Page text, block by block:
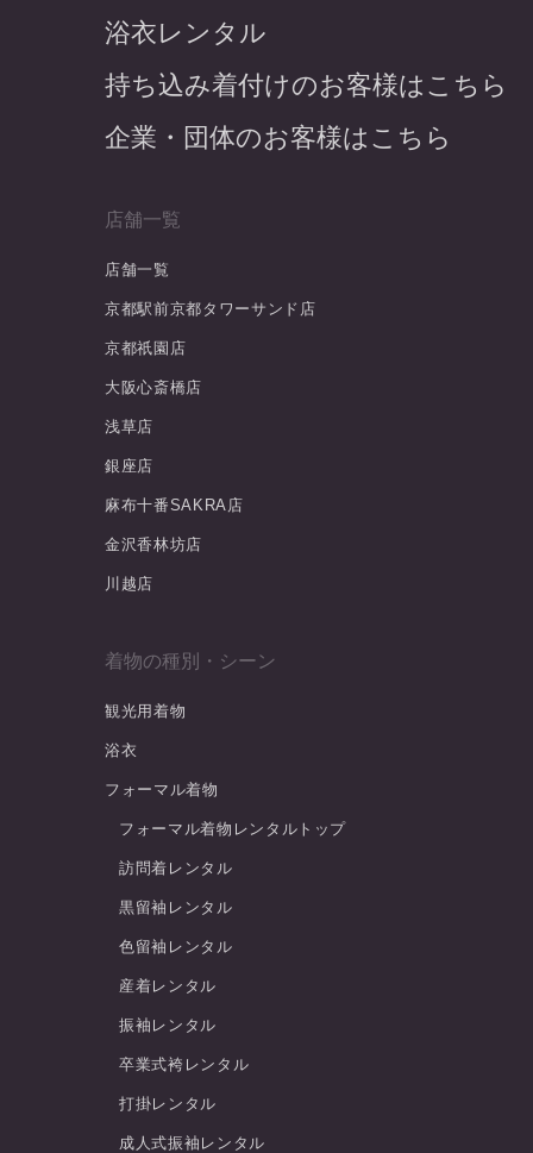
浴衣レンタル
持ち込み着付けのお客様はこちら
企業・団体のお客様はこちら
店舗一覧
店舗一覧
京都駅前京都タワーサンド店
京都祇園店
大阪心斎橋店
浅草店
銀座店
麻布十番SAKRA店
金沢香林坊店
川越店
着物の種別・シーン
観光用着物
浴衣
フォーマル着物
フォーマル着物レンタルトップ
訪問着レンタル
黒留袖レンタル
色留袖レンタル
産着レンタル
振袖レンタル
卒業式袴レンタル
打掛レンタル
成人式振袖レンタル